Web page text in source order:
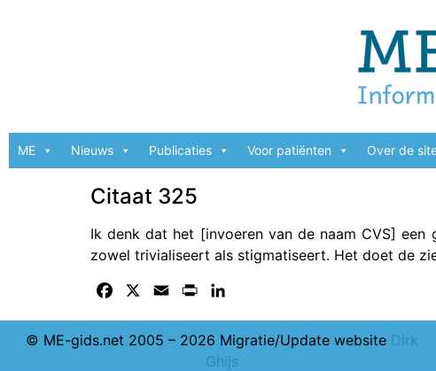
ME Nieuws Publicaties Voor patiënten Over de
Citaat 325
Ik denk dat het [invoeren van de naam CVS]
zowel trivialiseert als stigmatiseert. Het doet de
Facebook Email Print
© ME-gids.net 2005 – 2026 Migratie/Update website Dirk
Ghijs